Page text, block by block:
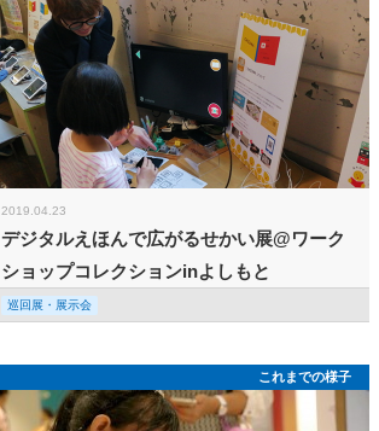
2019.04.23
デジタルえほんで広がるせかい展@ワーク
ショップコレクションinよしもと
巡回展・展示会
これまでの様子